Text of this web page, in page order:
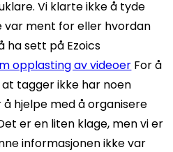
Vi klarte ikke å tyde
var ment for eller hvordan
ha sett på Ezoics
opplasting av videoer For å
tagger ikke har noen
hjelpe med å organisere
er en liten klage, men vi er
informasjonen ikke var